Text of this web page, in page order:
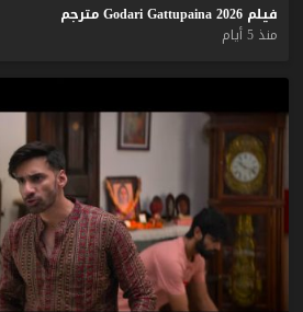
فيلم Godari Gattupaina 2026
مترجم
منذ 5 أيام